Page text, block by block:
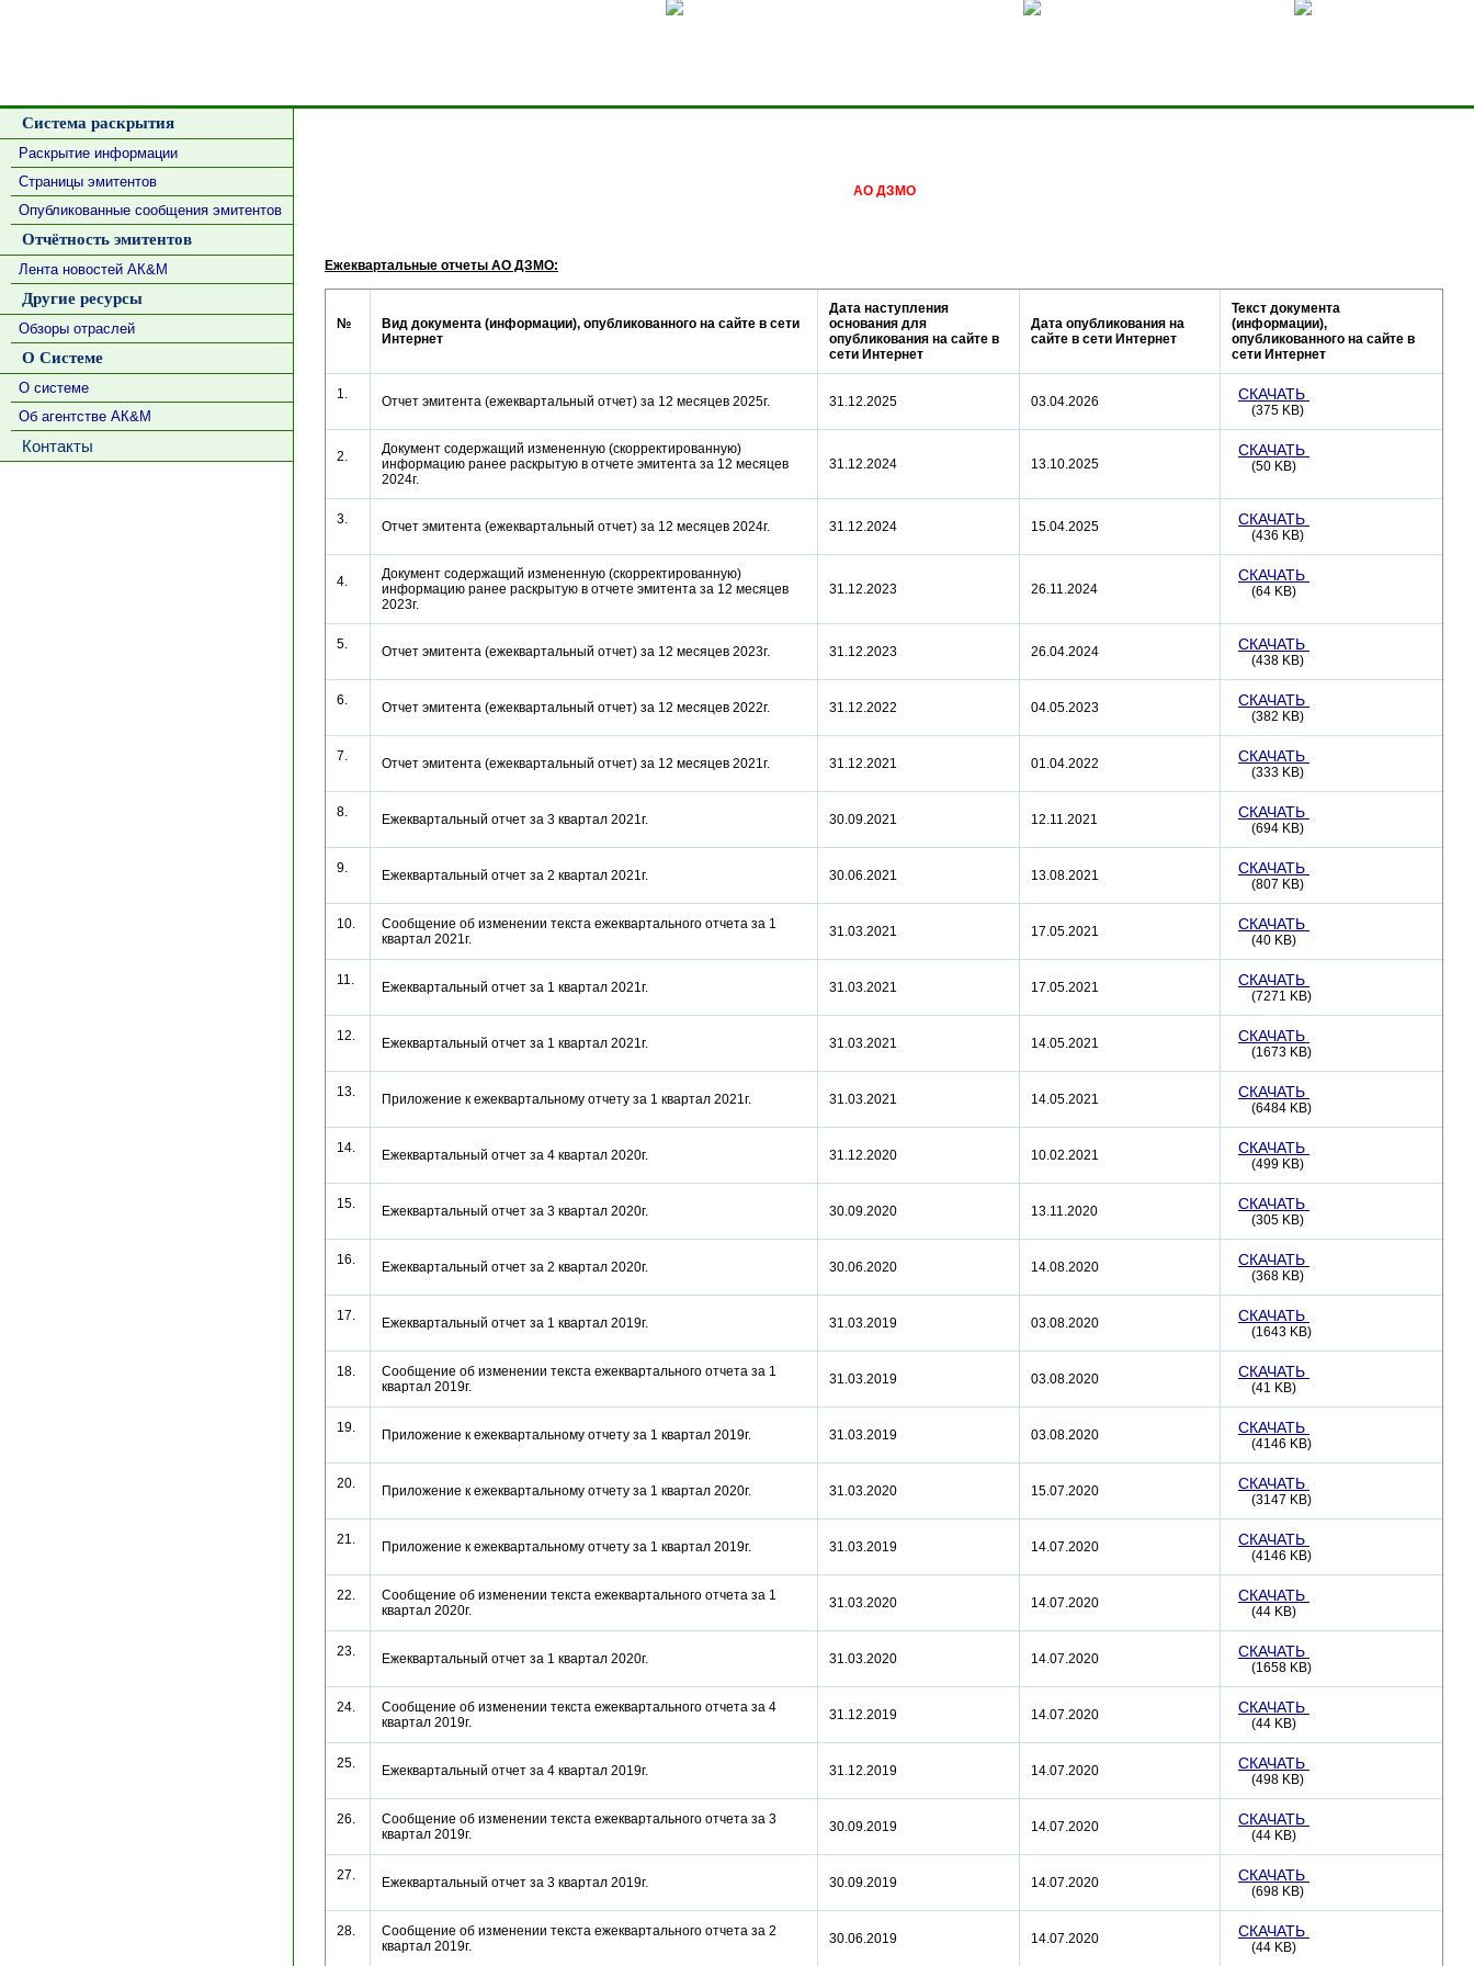
Система раскрытия
Раскрытие информации
Страницы эмитентов
Опубликованные сообщения эмитентов
Отчётность эмитентов
Лента новостей АК&М
Другие ресурсы
Обзоры отраслей
О Системе
О системе
Об агентстве АК&М
Контакты
АО ДЗМО
Ежеквартальные отчеты АО ДЗМО:
№
Вид документа (информации), опубликованного на сайте в сети
Интернет
Дата наступления
основания для
опубликования на сайте в
сети Интернет
Дата опубликования на
сайте в сети Интернет
Текст документа
(информации),
опубликованного на сайте в
сети Интернет
1. Отчет эмитента (ежеквартальный отчет) за 12 месяцев 2025г. 31.12.2025 03.04.2026 СКАЧАТЬ
(375 KB)
2.
Документ содержащий измененную (скорректированную)
информацию ранее раскрытую в отчете эмитента за 12 месяцев
2024г.
31.12.2024 13.10.2025
СКАЧАТЬ
(50 KB)
3. Отчет эмитента (ежеквартальный отчет) за 12 месяцев 2024г. 31.12.2024 15.04.2025 СКАЧАТЬ
(436 KB)
4.
Документ содержащий измененную (скорректированную)
информацию ранее раскрытую в отчете эмитента за 12 месяцев
2023г.
31.12.2023 26.11.2024
СКАЧАТЬ
(64 KB)
5. Отчет эмитента (ежеквартальный отчет) за 12 месяцев 2023г. 31.12.2023 26.04.2024 СКАЧАТЬ
(438 KB)
6. Отчет эмитента (ежеквартальный отчет) за 12 месяцев 2022г. 31.12.2022 04.05.2023 СКАЧАТЬ
(382 KB)
7. Отчет эмитента (ежеквартальный отчет) за 12 месяцев 2021г. 31.12.2021 01.04.2022 СКАЧАТЬ
(333 KB)
8. Ежеквартальный отчет за 3 квартал 2021г. 30.09.2021 12.11.2021 СКАЧАТЬ
(694 KB)
9. Ежеквартальный отчет за 2 квартал 2021г. 30.06.2021 13.08.2021 СКАЧАТЬ
(807 KB)
10.
Сообщение об изменении текста ежеквартального отчета за 1
квартал 2021г.
31.03.2021 17.05.2021 СКАЧАТЬ
(40 KB)
11. Ежеквартальный отчет за 1 квартал 2021г. 31.03.2021 17.05.2021 СКАЧАТЬ
(7271 KB)
12. Ежеквартальный отчет за 1 квартал 2021г. 31.03.2021 14.05.2021 СКАЧАТЬ
(1673 KB)
13. Приложение к ежеквартальному отчету за 1 квартал 2021г. 31.03.2021 14.05.2021 СКАЧАТЬ
(6484 KB)
14. Ежеквартальный отчет за 4 квартал 2020г. 31.12.2020 10.02.2021 СКАЧАТЬ
(499 KB)
15. Ежеквартальный отчет за 3 квартал 2020г. 30.09.2020 13.11.2020 СКАЧАТЬ
(305 KB)
16. Ежеквартальный отчет за 2 квартал 2020г. 30.06.2020 14.08.2020 СКАЧАТЬ
(368 KB)
17. Ежеквартальный отчет за 1 квартал 2019г. 31.03.2019 03.08.2020 СКАЧАТЬ
(1643 KB)
18.
Сообщение об изменении текста ежеквартального отчета за 1
квартал 2019г.
31.03.2019 03.08.2020 СКАЧАТЬ
(41 KB)
19. Приложение к ежеквартальному отчету за 1 квартал 2019г. 31.03.2019 03.08.2020 СКАЧАТЬ
(4146 KB)
20. Приложение к ежеквартальному отчету за 1 квартал 2020г. 31.03.2020 15.07.2020 СКАЧАТЬ
(3147 KB)
21. Приложение к ежеквартальному отчету за 1 квартал 2019г. 31.03.2019 14.07.2020 СКАЧАТЬ
(4146 KB)
22.
Сообщение об изменении текста ежеквартального отчета за 1
квартал 2020г.
31.03.2020 14.07.2020 СКАЧАТЬ
(44 KB)
23. Ежеквартальный отчет за 1 квартал 2020г. 31.03.2020 14.07.2020 СКАЧАТЬ
(1658 KB)
24.
Сообщение об изменении текста ежеквартального отчета за 4
квартал 2019г.
31.12.2019 14.07.2020 СКАЧАТЬ
(44 KB)
25. Ежеквартальный отчет за 4 квартал 2019г. 31.12.2019 14.07.2020 СКАЧАТЬ
(498 KB)
26.
Сообщение об изменении текста ежеквартального отчета за 3
квартал 2019г.
30.09.2019 14.07.2020 СКАЧАТЬ
(44 KB)
27. Ежеквартальный отчет за 3 квартал 2019г. 30.09.2019 14.07.2020 СКАЧАТЬ
(698 KB)
28.
Сообщение об изменении текста ежеквартального отчета за 2
квартал 2019г.
30.06.2019 14.07.2020 СКАЧАТЬ
(44 KB)